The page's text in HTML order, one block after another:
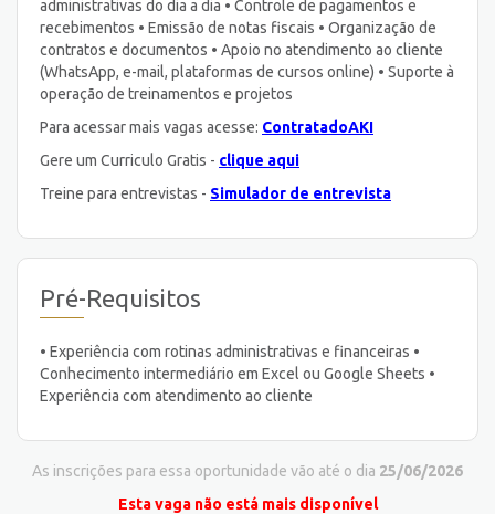
administrativas do dia a dia • Controle de pagamentos e
recebimentos • Emissão de notas fiscais • Organização de
contratos e documentos • Apoio no atendimento ao cliente
(WhatsApp, e-mail, plataformas de cursos online) • Suporte à
operação de treinamentos e projetos
Para acessar mais vagas acesse: ContratadoAKI
Gere um Curriculo Gratis - clique aqui
Treine para entrevistas - Simulador de entrevista
Pré-Requisitos
• Experiência com rotinas administrativas e financeiras •
Conhecimento intermediário em Excel ou Google Sheets •
Experiência com atendimento ao cliente
As inscrições para essa oportunidade vão até o dia 25/06/2026
Esta vaga não está mais disponível